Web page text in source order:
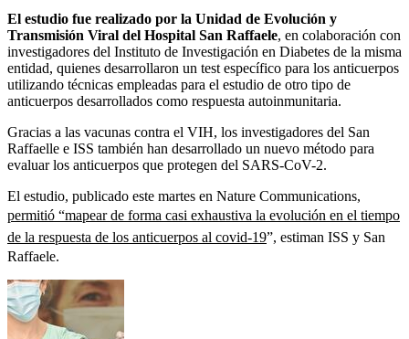
El estudio fue realizado por la Unidad de Evolución y
Transmisión Viral del Hospital San Raffaele, en colaboración con
investigadores del Instituto de Investigación en Diabetes de la misma
entidad, quienes desarrollaron un test específico para los anticuerpos
utilizando técnicas empleadas para el estudio de otro tipo de
anticuerpos desarrollados como respuesta autoinmunitaria.
Gracias a las vacunas contra el VIH, los investigadores del San
Raffaelle e ISS también han desarrollado un nuevo método para
evaluar los anticuerpos que protegen del SARS-CoV-2.
El estudio, publicado este martes en Nature Communications,
permitió “mapear de forma casi exhaustiva la evolución en el tiempo
de la respuesta de los anticuerpos al covid-19”, estiman ISS y San
Raffaele.